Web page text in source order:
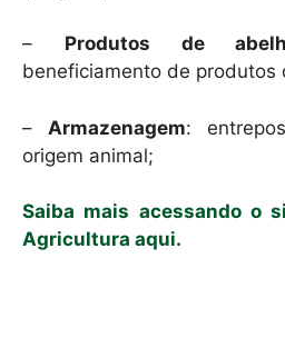
– Produtos de
beneficiamento de produtos
– Armazenagem:
origem animal;
Saiba mais acessando o
Agricultura aqui.